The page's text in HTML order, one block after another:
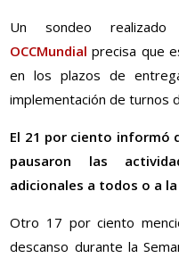
Un sondeo
OCCMundial precisa que
en los plazos de
implementación de turnos
El 21 por ciento informó
pausaron las
adicionales a todos o a
Otro 17 por ciento
descanso durante la